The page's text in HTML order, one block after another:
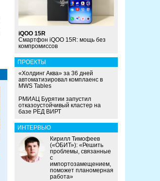
iQOO 15R
Смартфон iQOO 15R: мощь без
компромиссов
ПРОЕКТЫ
«Холдинг Аква» за 36 дней
автоматизировал комплаенс в
MWS Tables
РМИАЦ Бурятии запустил
отказоустойчивый кластер на
базе РЕД ВИРТ
ИНТЕРВЬЮ
Кирилл Тимофеев
(«ОБИТ»): «Решить
проблемы, связанные
с
импортозамещением,
поможет планомерная
работа»